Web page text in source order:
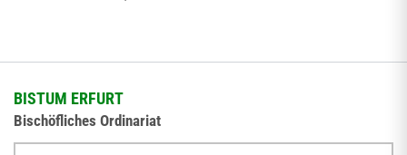
BISTUM ERFURT
Bischöfliches Ordinariat